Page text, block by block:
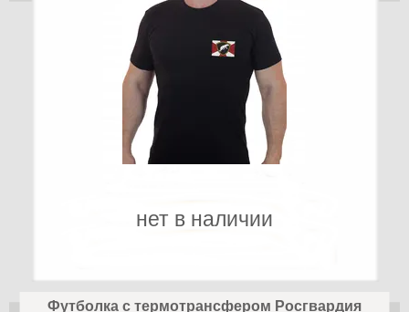
нет в наличии
Футболка с термотрансфером Росгвардия